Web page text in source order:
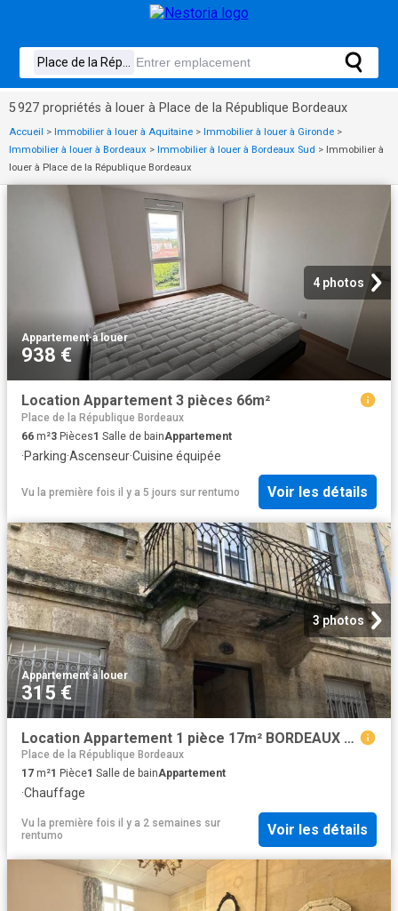
5 927 propriétés à louer à Place de la République Bordeaux
Accueil > Immobilier à louer à Aquitaine > Immobilier à louer à Gironde >
Immobilier à louer à Bordeaux > Immobilier à louer à Bordeaux Sud > Immobilier à
louer à Place de la République Bordeaux
4 photos
Appartement·à louer
938 €
Location Appartement 3 pièces 66m²
Place de la République Bordeaux
66 m²3 Pièces1 Salle de bainAppartement
·Parking·Ascenseur·Cuisine équipée
Vu la première fois il y a 5 jours sur rentumo Voir les détails
3 photos
Appartement·à louer
315 €
Location Appartement 1 pièce 17m² BORDEAUX 33000
Place de la République Bordeaux
17 m²1 Pièce1 Salle de bainAppartement
·Chauffage
Vu la première fois il y a 2 semaines sur
rentumo
Voir les détails